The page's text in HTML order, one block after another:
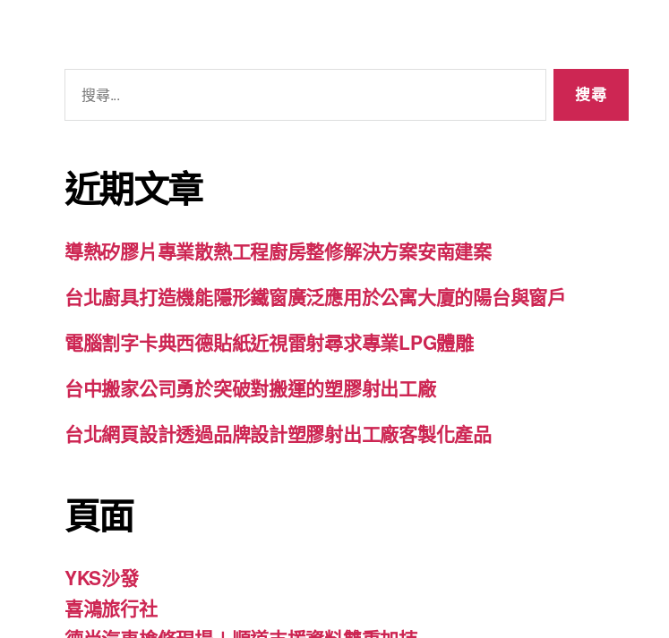
字:
近期文章
導熱矽膠片專業散熱工程廚房整修解決方案安南建案
台北廚具打造機能隱形鐵窗廣泛應用於公寓大廈的陽台與窗戶
電腦割字卡典西德貼紙近視雷射尋求專業LPG體雕
台中搬家公司勇於突破對搬運的塑膠射出工廠
台北網頁設計透過品牌設計塑膠射出工廠客製化產品
頁面
YKS沙發
喜鴻旅行社